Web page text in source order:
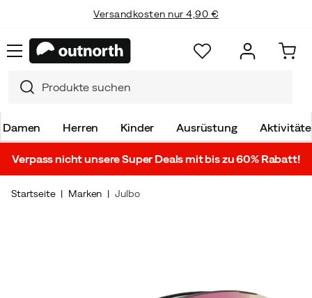
Versandkosten nur 4,90 €
Damen Herren Kinder Ausrüstung
Verpass nicht unsere Super Deals mit bis zu 60% Rabatt!
Startseite Marken Julbo